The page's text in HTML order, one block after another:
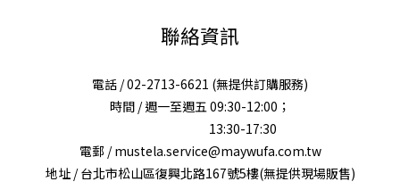
聯絡資訊
電話 / 02-2713-6621 (無提供訂購服務)
時間 / 週一至週五 09:30-12:00；
13:30-17:30
電郵 / mustela.service@maywufa.com.tw
地址 / 台北市松山區復興北路167號5樓(無提供現場販售)